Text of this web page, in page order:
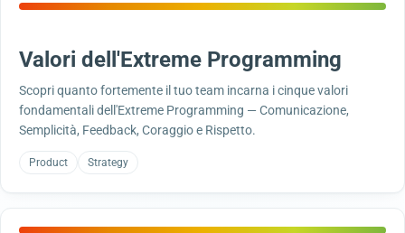
Valori dell'Extreme Programming
Scopri quanto fortemente il tuo team incarna i cinque valori
fondamentali dell'Extreme Programming — Comunicazione,
Semplicità, Feedback, Coraggio e Rispetto.
Product Strategy